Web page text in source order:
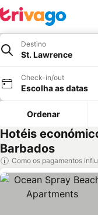
Destino
St. Lawrence
Check-in/out
Escolha as datas
Ordenar
Hotéis
Barbados
Como os pagamentos